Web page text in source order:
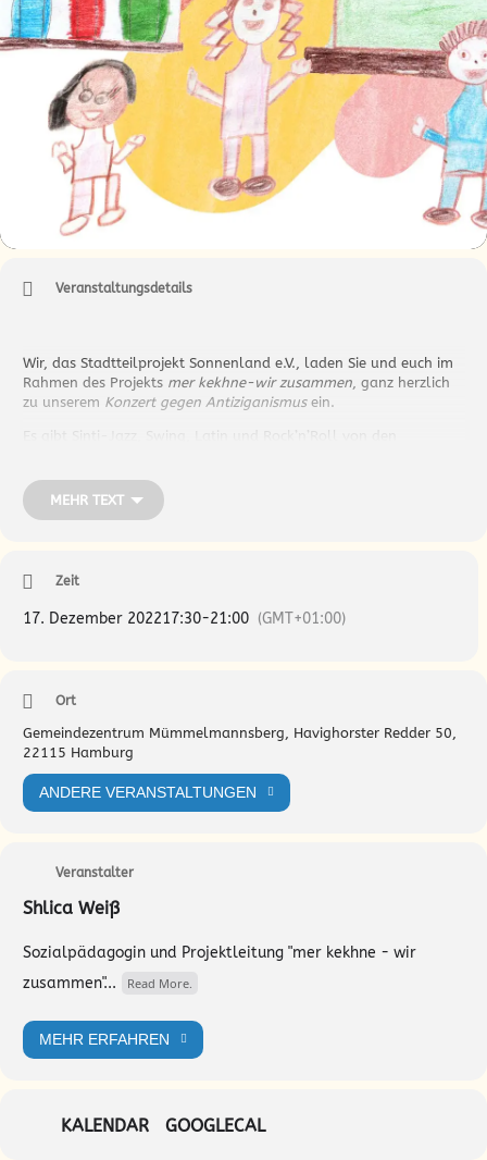
Veranstaltungsdetails
Wir, das Stadtteilprojekt Sonnenland e.V., laden Sie und euch im
Rahmen des Projekts mer kekhne-wir zusammen , ganz herzlich
zu unserem Konzert gegen Antiziganismus ein.
Es gibt Sinti-Jazz, Swing, Latin und Rock’n’Roll von den
Wann? 17.12.2022
Einlass ab 17.30 Uhr
MEHR TEXT
Zeit
17. Dezember 202217:30-21:00 (GMT+01:00)
Ort
Gemeindezentrum Mümmelmannsberg, Havighorster Redder 50,
22115 Hamburg
ANDERE VERANSTALTUNGEN
Veranstalter
Shlica Weiß
Sozialpädagogin und Projektleitung "mer kekhne - wir
zusammen"...
Read More.
MEHR ERFAHREN
KALENDAR GOOGLECAL